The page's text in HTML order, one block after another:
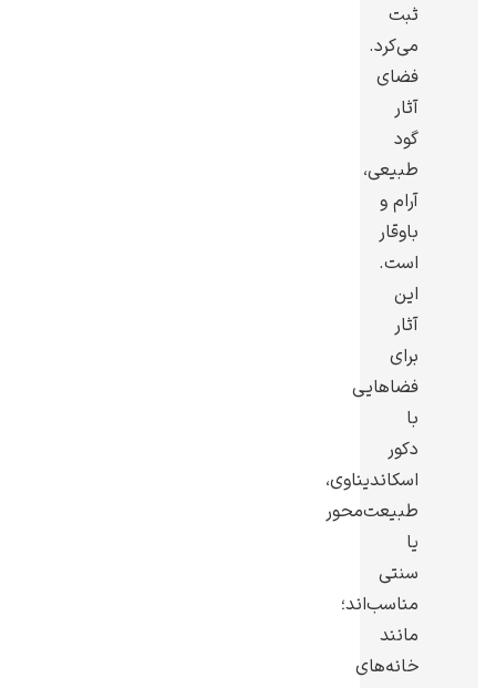
پیر آگوست رنوآر
ثبت
می‌کرد.
فضای
آثار
گود
طبیعی،
آرام و
باوقار
است.
این
آثار
برای
فضاهایی
با
دکور
اسکاندیناوی،
طبیعت‌محور
یا
سنتی
مناسب‌اند؛
مانند
خانه‌های